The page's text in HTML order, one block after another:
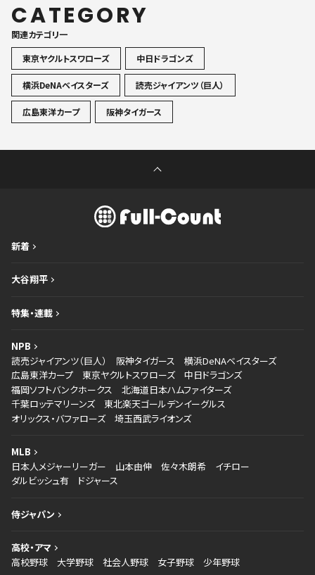
CATEGORY
関連カテゴリ一
東京ヤクルトスワローズ
中日ドラゴンズ
横浜DeNAベイスターズ 読売ジャイアンツ（巨人）
広島東洋カープ 阪神タイガース
新着
大谷翔平
特集・連載
NPB
読売ジャイアンツ（巨人）
阪神タイガース
横浜DeNAベイスターズ
広島東洋カープ
東京ヤクルトスワローズ
中日ドラゴンズ
福岡ソフトバンクホークス
北海道日本ハムファイターズ
千葉ロッテマリーンズ
東北楽天ゴールデンイーグルス
オリックス・バファローズ
埼玉西武ライオンズ
MLB
日本人メジャーリーガー
山本由伸 佐々木朗希
イチロー
ダルビッシュ有
ドジャース
侍ジャパン
高校・アマ
高校野球
大学野球 社会人野球 女子野球 少年野球